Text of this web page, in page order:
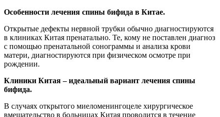
Особенности лечения спины бифида в Китае.
Открытые дефекты нервной трубки обычно диагностируются
в клиниках Китая пренатально. Те, кому не поставлен диагноз
с помощью пренатальной сонограммы и анализа крови
матери, диагностируются при физическом осмотре при
рождении.
Клиники Китая – идеальный вариант лечения спины
бифида.
В случаях открытого миеломенингоцеле хирургическое
вмешательство в больницах Китая проводится в течение